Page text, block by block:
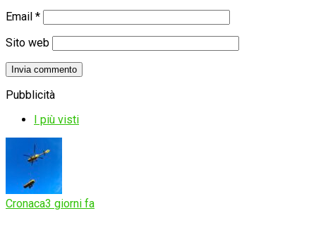
Email *
Sito web
Pubblicità
I più visti
Cronaca3 giorni fa